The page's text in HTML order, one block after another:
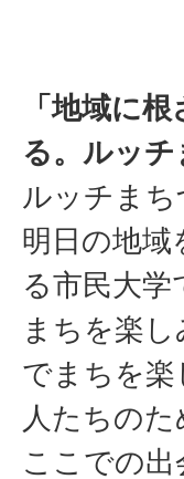
「地域に
る。ルッチ
ルッチまち
明日の地域
る市民大学
まちを楽
でまちを楽
人たちのた
ここでの